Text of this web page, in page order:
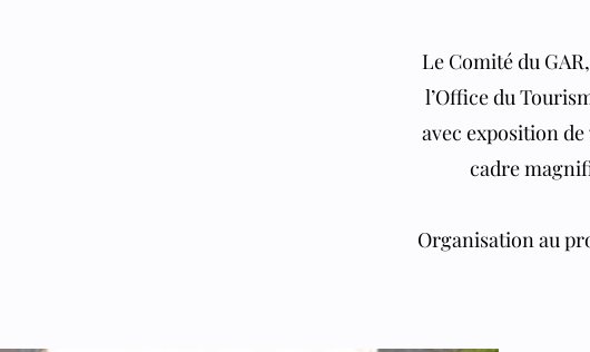
Le Comité du
l’Office du
avec exposition
cadre
Organisation au